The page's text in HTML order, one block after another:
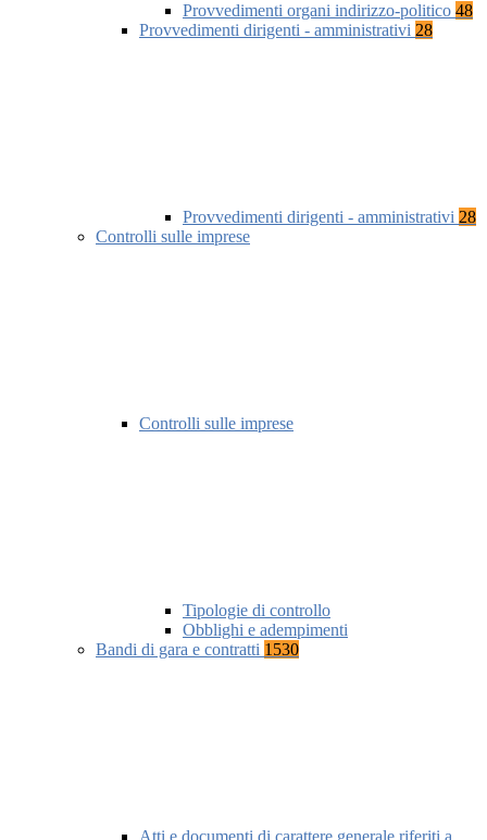
Provvedimenti organi indirizzo-politico 48
Provvedimenti dirigenti - amministrativi 28
Provvedimenti dirigenti - amministrativi 28
Controlli sulle imprese
Controlli sulle imprese
Tipologie di controllo
Obblighi e adempimenti
Bandi di gara e contratti 1530